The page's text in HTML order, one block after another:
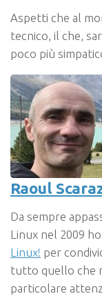
Aspetti che al
tecnico, il che,
poco più
Raoul
Da sempre
Linux nel 2009
Linux! per
tutto quello che
particolare